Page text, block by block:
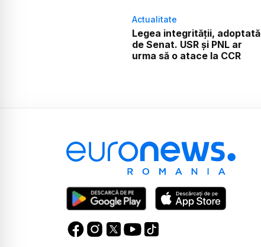
Actualitate
Legea integrității, adoptată
de Senat. USR și PNL ar
urma să o atace la CCR